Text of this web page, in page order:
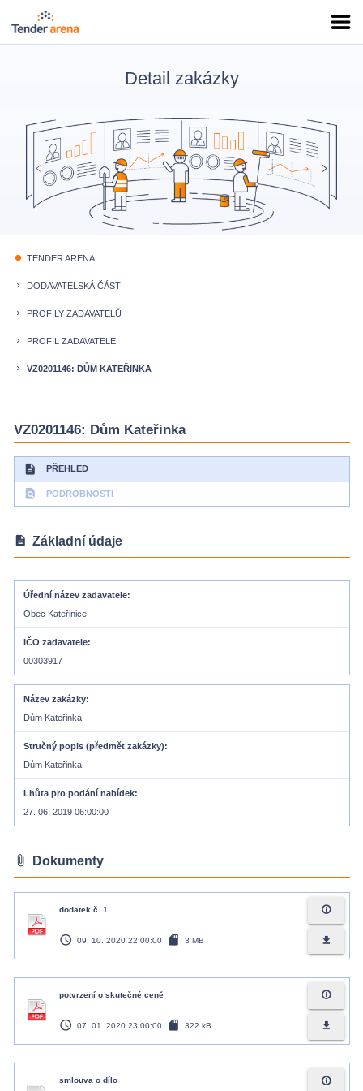
Detail zakázky
fiber_manual_record TENDER ARENA
keyboard_arrow_right DODAVATELSKÁ ČÁST
keyboard_arrow_right PROFILY ZADAVATELŮ
keyboard_arrow_right PROFIL ZADAVATELE
keyboard_arrow_right VZ0201146: DŮM KATEŘINKA
VZ0201146: Dům Kateřinka
description PŘEHLED
find_in_page PODROBNOSTI
description Základní údaje
Úřední název zadavatele
Obec Kateřinice
IČO zadavatele
00303917
Název zakázky
Dům Kateřinka
Stručný popis (předmět zakázky)
Dům Kateřinka
Lhůta pro podání nabídek
27. 06. 2019 06:00:00
attach_file Dokumenty
dodatek č. 1
access_time 09. 10. 2020 22:00:00 sd_card 3 MB
info_outline
file_download
potvrzení o skutečné ceně
access_time 07. 01. 2020 23:00:00 sd_card 322 kB
info_outline
file_download
smlouva o dílo info_outline